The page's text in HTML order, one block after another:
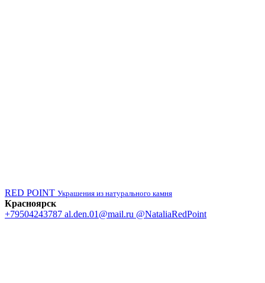
RED POINT Украшения из натурального камня
Красноярск
+79504243787 al.den.01@mail.ru @NataliaRedPoint